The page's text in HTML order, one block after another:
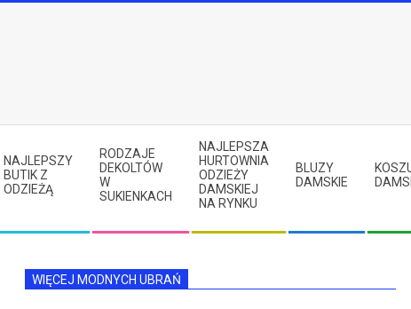
NAJLEPSZY
BUTIK Z
ODZIEŻĄ
RODZAJE
DEKOLTÓW
W
SUKIENKACH
NAJLEPSZA
HURTOWNIA
ODZIEŻY
DAMSKIEJ
NA RYNKU
BLUZY
DAMSKIE
WIĘCEJ MODNYCH UBRAŃ